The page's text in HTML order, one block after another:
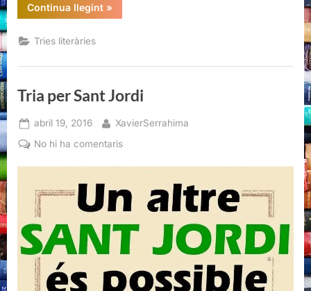
Continua llegint“Tria
per
»
Tries literàries
Tria per Sant Jordi
Posted
on
abril 19, 2016 By
XavierSerrahima
No hi ha comentarisa
Sant
Jordi